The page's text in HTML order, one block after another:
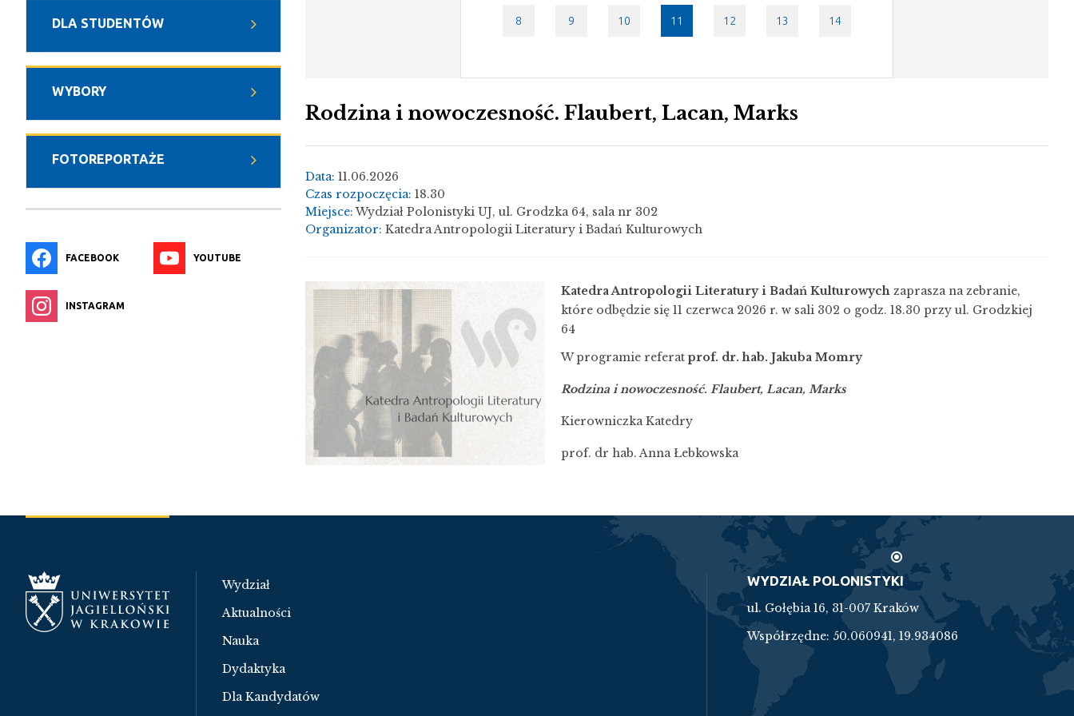
DLA STUDENTÓW
WYBORY
FOTOREPORTAŻE
FACEBOOK YOUTUBE
INSTAGRAM
8 9 10 11 12 13 14
Rodzina i nowoczesność. Flaubert, Lacan, Marks
Data: 11.06.2026
Czas rozpoczęcia: 18.30
Miejsce: Wydział Polonistyki UJ, ul. Grodzka 64, sala nr 302
Organizator: Katedra Antropologii Literatury i Badań Kulturowych
Katedra Antropologii Literatury i Badań Kulturowych zaprasza na zebranie,
które odbędzie się 11 czerwca 2026 r. w sali 302 o godz. 18.30 przy ul. Grodzkiej
64
W programie referat prof. dr. hab. Jakuba Momry
Rodzina i nowoczesność. Flaubert, Lacan, Marks
Kierowniczka Katedry
prof. dr hab. Anna Łebkowska
Wydział
Aktualności
Nauka
Dydaktyka
Dla Kandydatów
WYDZIAŁ POLONISTYKI
ul. Gołębia 16, 31-007 Kraków
Współrzędne: 50.060941, 19.934086